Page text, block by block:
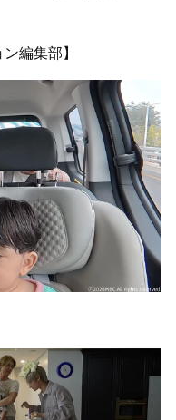
編集部】